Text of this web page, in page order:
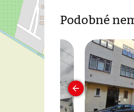
Podobné